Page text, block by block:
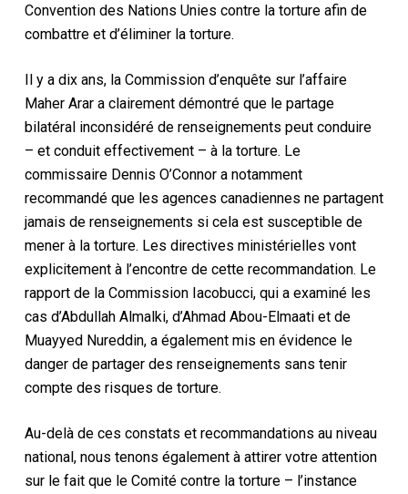
Convention des Nations Unies contre la torture afin de
combattre et d’éliminer la torture.
Il y a dix ans, la Commission d’enquête sur l’affaire
Maher Arar a clairement démontré que le partage
bilatéral inconsidéré de renseignements peut conduire
– et conduit effectivement – à la torture. Le
commissaire Dennis O’Connor a notamment
recommandé que les agences canadiennes ne partagent
jamais de renseignements si cela est susceptible de
mener à la torture. Les directives ministérielles vont
explicitement à l’encontre de cette recommandation. Le
rapport de la Commission Iacobucci, qui a examiné les
cas d’Abdullah Almalki, d’Ahmad Abou-Elmaati et de
Muayyed Nureddin, a également mis en évidence le
danger de partager des renseignements sans tenir
compte des risques de torture.
Au-delà de ces constats et recommandations au niveau
national, nous tenons également à attirer votre attention
sur le fait que le Comité contre la torture – l’instance